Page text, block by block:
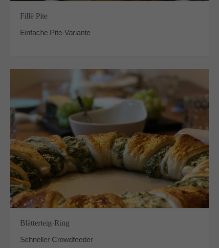
Fillë Pite
Einfache Pite-Variante
Blätterteig-Ring
Schneller Crowdfeeder